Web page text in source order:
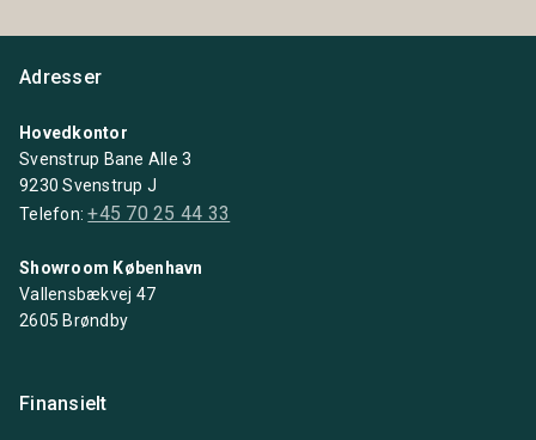
Adresser
Hovedkontor
Svenstrup Bane Alle 3
9230 Svenstrup J
Telefon:+45 70 25 44 33
Showroom København
Vallensbækvej 47
2605 Brøndby
Finansielt